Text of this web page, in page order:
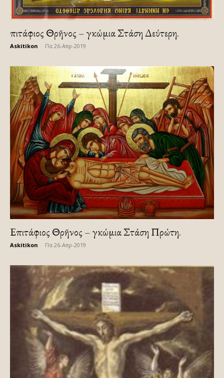
Ἐπιτάφιος Θρῆνος – Ἐγκώμια Στάση Δεύτερη.
Askitikon Πα 26-Απρ-2019
Επιτάφιος Θρῆνος – Ἐγκώμια Στάση Πρώτη.
Askitikon Πα 26-Απρ-2019